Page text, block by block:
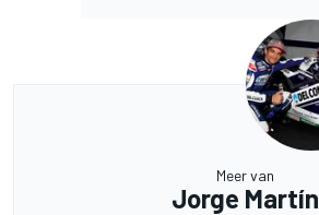
Meer van
Jorge Martín